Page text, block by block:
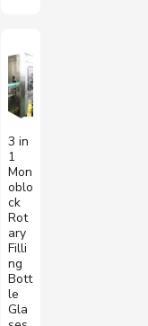
3 in
1
Mon
oblo
ck
Rot
ary
Filli
ng
Bott
le
Gla